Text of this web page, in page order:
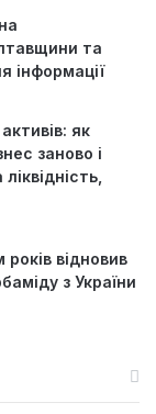
та
інформації
як
заново і
відновив
з України